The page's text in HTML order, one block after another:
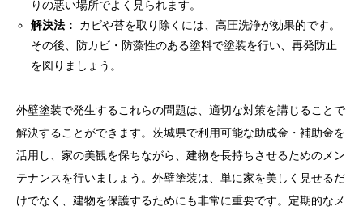
りの悪い場所でよく見られます。
解決法：
カビや苔を取り除くには、高圧洗浄が効果的です。
その後、防カビ・防藻性のある塗料で塗装を行い、再発防止
を図りましょう。
外壁塗装で発生するこれらの問題は、適切な対策を講じることで
解決することができます。茨城県で利用可能な助成金・補助金を
活用し、家の美観を保ちながら、建物を長持ちさせるためのメン
テナンスを行いましょう。外壁塗装は、単に家を美しく見せるだ
けでなく、建物を保護するためにも非常に重要です。定期的なメ